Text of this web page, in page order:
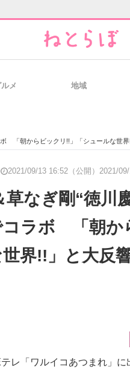
IT製品の技術・比較・事例
メ 地域
ボ 「朝からビックリ!!」「シュールな世
2021/09/13 16:52（公開） 2021/09/
なぎ剛“徳川慶
コラボ 「朝か
界!!」と大反
レ「ワルイコあつまれ」に